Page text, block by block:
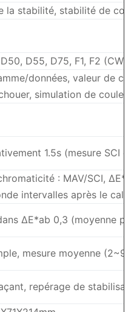
la stabilité, stabilité de
D55, D75, F1, F2
données, valeur de
simulation de
1.5s (mesure SCI
: MAV/SCI,
intervalles après le
ΔE*ab 0,3 (moyenne
mesure moyenne
repérage de